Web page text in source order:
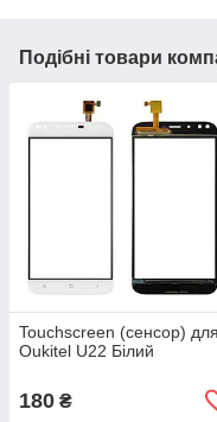
Подібні товари
Touchscreen (сенсор) для
Oukitel U22 Білий
180 ₴